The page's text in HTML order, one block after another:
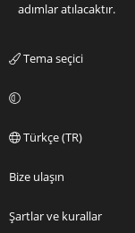
adımlar atılacaktır.
Tema seçici
Türkçe (TR)
Bize ulaşın
Şartlar ve kurallar